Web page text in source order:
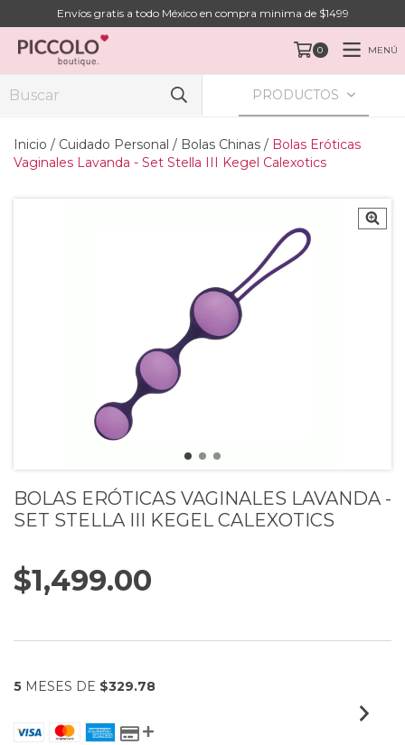
Envíos gratis a todo México en compra minima de $1499
0 MENÚ
PRODUCTOS
Inicio / Cuidado Personal / Bolas Chinas / Bolas Eróticas
Vaginales Lavanda - Set Stella III Kegel Calexotics
BOLAS ERÓTICAS VAGINALES LAVANDA -
SET STELLA III KEGEL CALEXOTICS
$1,499.00
5 MESES DE $329.78